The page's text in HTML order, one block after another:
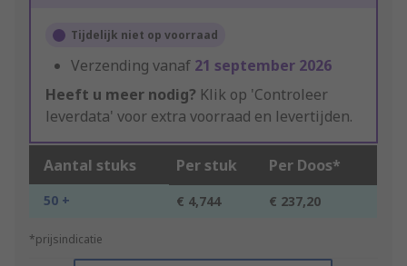
Tijdelijk niet op voorraad
Verzending vanaf 21 september 2026
Heeft u meer nodig? Klik op 'Controleer
leverdata' voor extra voorraad en levertijden.
Aantal stuks Per stuk Per Doos*
50 + € 4,744 € 237,20
*prijsindicatie